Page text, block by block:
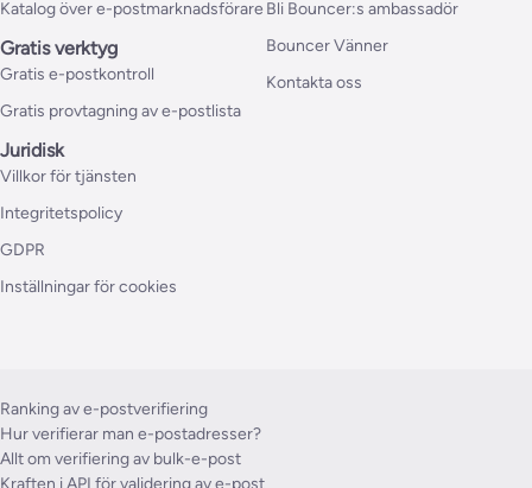
Katalog över e-postmarknadsförare
Gratis verktyg
Gratis e-postkontroll
Gratis provtagning av e-postlista
Bli Bouncer:s ambassadör
Bouncer Vänner
Kontakta oss
Juridisk
Villkor för tjänsten
Integritetspolicy
GDPR
Inställningar för cookies
Ranking av e-postverifiering
Hur verifierar man e-postadresser?
Allt om verifiering av bulk-e-post
Kraften i API för validering av e-post